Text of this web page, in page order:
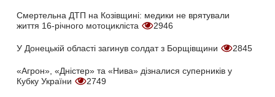
Смертельна ДТП на Козівщині: медики не врятували
життя 16-річного мотоцикліста
2946
У Донецькій області загинув солдат з Борщівщини 2845
«Агрон», «Дністер» та «Нива» дізналися суперників у
Кубку України
2749